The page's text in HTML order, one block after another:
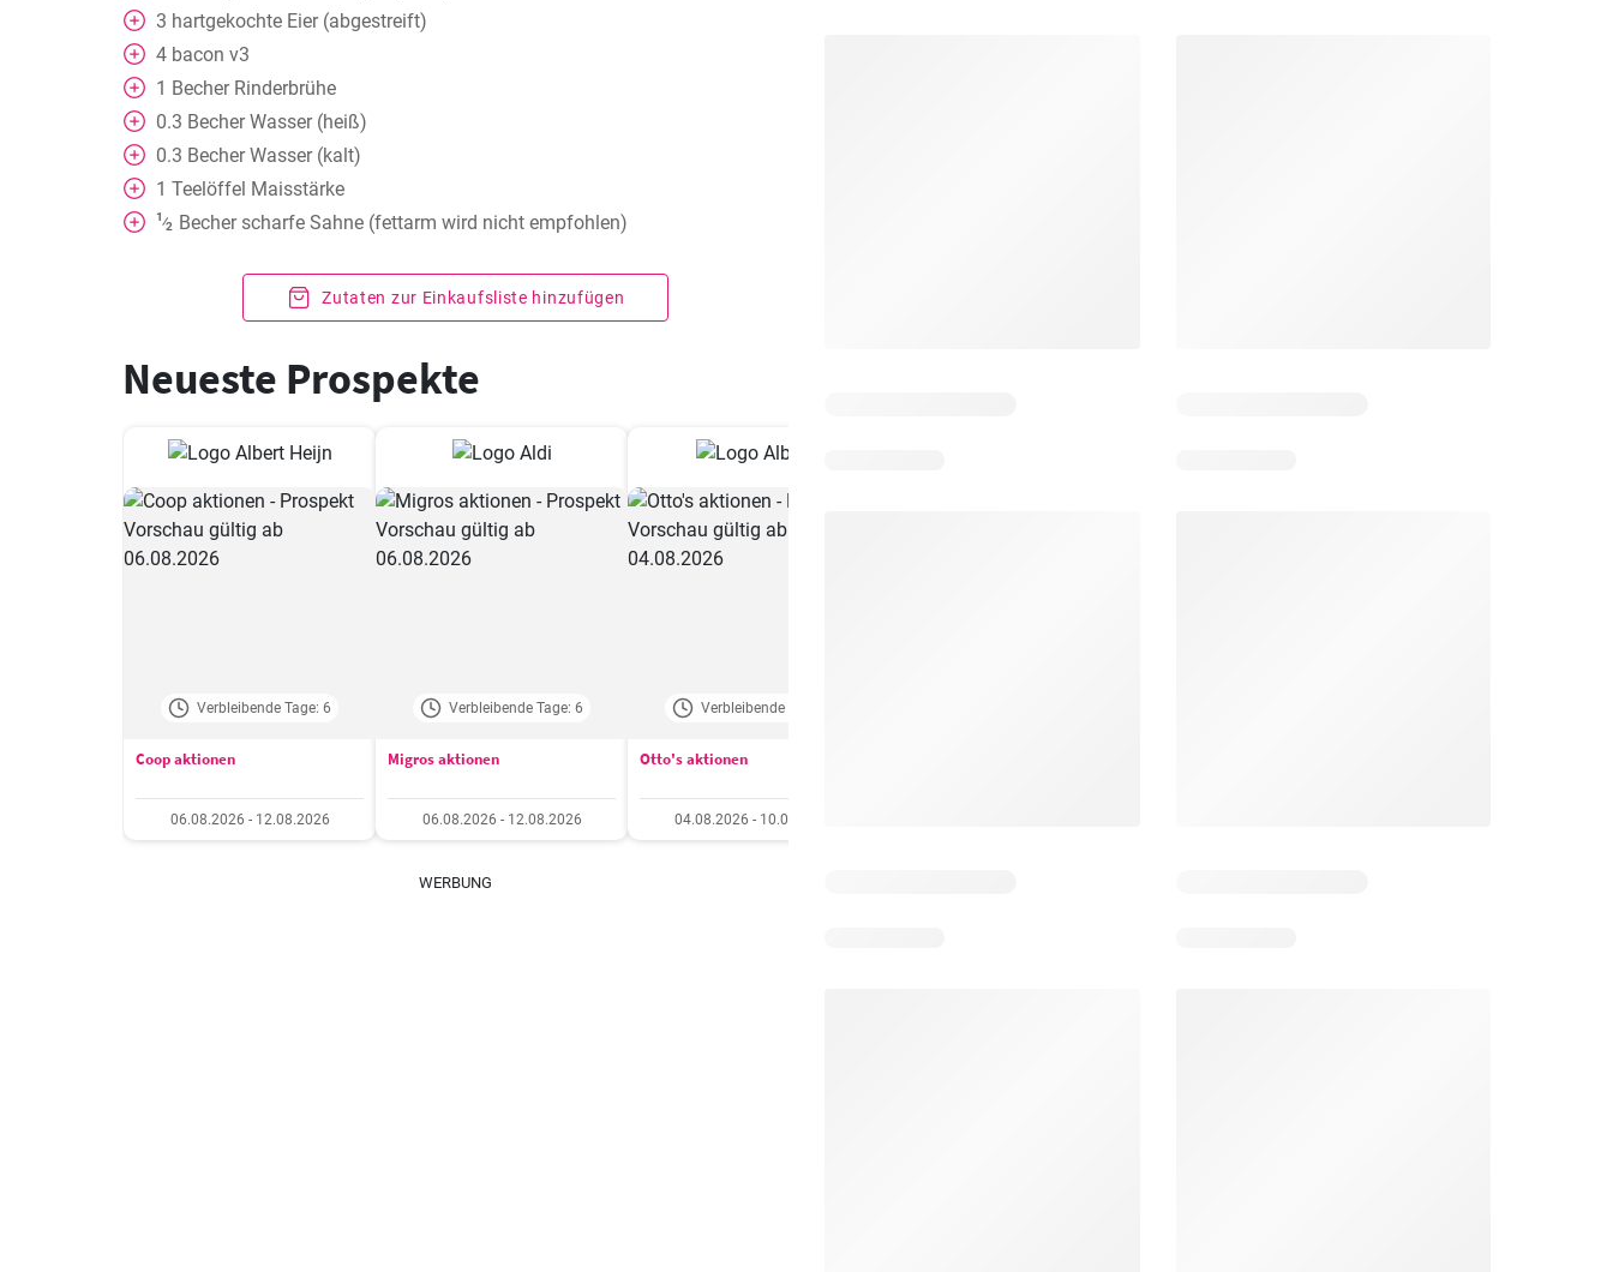
3 hartgekochte Eier (abgestreift)
4 bacon v3
1 Becher Rinderbrühe
0.3 Becher Wasser (heiß)
0.3 Becher Wasser (kalt)
1 Teelöffel Maisstärke
1⁄2 Becher scharfe Sahne (fettarm wird nicht empfohlen)
Zutaten zur Einkaufsliste hinzufügen
Neueste Prospekte
Verbleibende Tage: 6
Coop aktionen
06.08.2026 - 12.08.2026
Verbleibende Tage: 6
Migros aktionen
06.08.2026 - 12.08.2026
Verbleibende Tage: 4
Otto's aktionen
04.08.2026 - 10.08.2026
WERBUNG